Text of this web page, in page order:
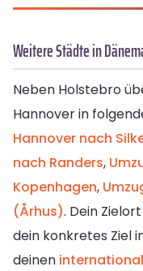
Weitere Städte in
Neben Holstebro
Hannover in
Hannover nach
nach Randers,
Kopenhagen,
(Århus). Dein
dein konkretes Ziel
deinen